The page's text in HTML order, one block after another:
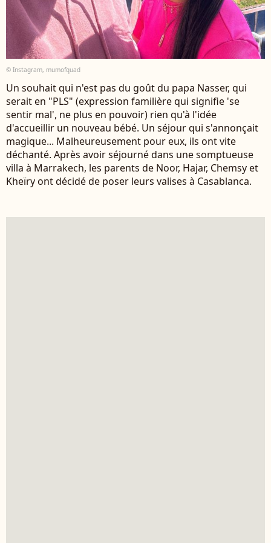
© Instagram, mumofquad
Un souhait qui n'est pas du goût du papa Nasser, qui
serait en "PLS" (expression familière qui signifie 'se
sentir mal', ne plus en pouvoir) rien qu'à l'idée
d'accueillir un nouveau bébé. Un séjour qui s'annonçait
magique... Malheureusement pour eux, ils ont vite
déchanté. Après avoir séjourné dans une somptueuse
villa à Marrakech, les parents de Noor, Hajar, Chemsy et
Kheïry ont décidé de poser leurs valises à Casablanca.